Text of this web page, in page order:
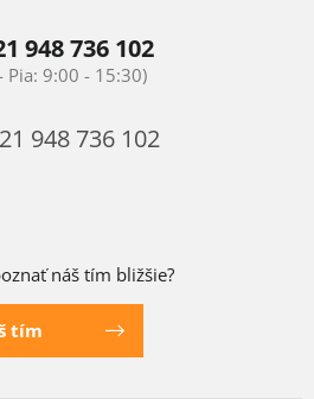
948 736 102
948 736 102
náš tím bližšie?
tím